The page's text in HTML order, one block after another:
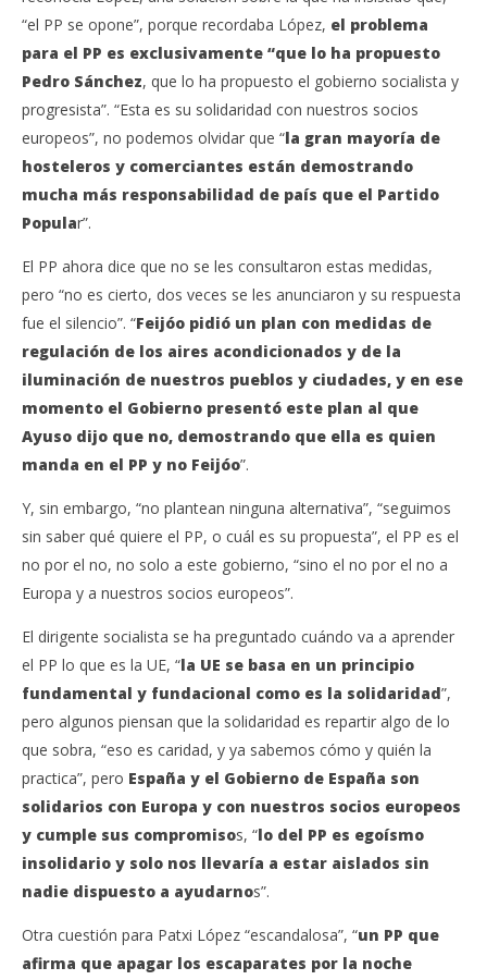
“el PP se opone”, porque recordaba López, el problema
para el PP es exclusivamente “que lo ha propuesto
Pedro Sánchez, que lo ha propuesto el gobierno socialista y
progresista”. “Esta es su solidaridad con nuestros socios
europeos”, no podemos olvidar que “la gran mayoría de
hosteleros y comerciantes están demostrando
mucha más responsabilidad de país que el Partido
Popular”.
El PP ahora dice que no se les consultaron estas medidas,
pero “no es cierto, dos veces se les anunciaron y su respuesta
fue el silencio”. “Feijóo pidió un plan con medidas de
regulación de los aires acondicionados y de la
iluminación de nuestros pueblos y ciudades, y en ese
momento el Gobierno presentó este plan al que
Ayuso dijo que no, demostrando que ella es quien
manda en el PP y no Feijóo”.
Y, sin embargo, “no plantean ninguna alternativa”, “seguimos
sin saber qué quiere el PP, o cuál es su propuesta”, el PP es el
no por el no, no solo a este gobierno, “sino el no por el no a
Europa y a nuestros socios europeos”.
El dirigente socialista se ha preguntado cuándo va a aprender
el PP lo que es la UE, “la UE se basa en un principio
fundamental y fundacional como es la solidaridad”,
pero algunos piensan que la solidaridad es repartir algo de lo
que sobra, “eso es caridad, y ya sabemos cómo y quién la
practica”, pero España y el Gobierno de España son
solidarios con Europa y con nuestros socios europeos
y cumple sus compromisos, “lo del PP es egoísmo
insolidario y solo nos llevaría a estar aislados sin
nadie dispuesto a ayudarnos”.
Otra cuestión para Patxi López “escandalosa”, “un PP que
afirma que apagar los escaparates por la noche